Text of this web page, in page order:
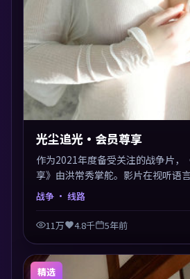
光尘追光·会员尊享
作为2021年度备受关注的战争片
享》由洪常秀掌舵。影片在视听语
兼顾，人物关系错综复杂，后劲十
年代质感，细节经得起暂停回看。
战争 · 线路
11万 4.8千 5年前
精选